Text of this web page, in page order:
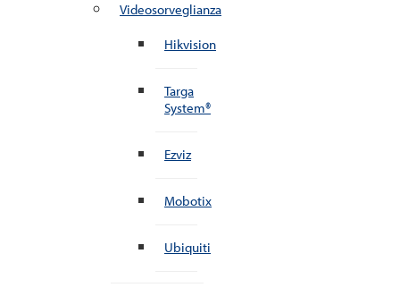
Videosorveglianza
Hikvision
Targa
System®
Ezviz
Mobotix
Ubiquiti